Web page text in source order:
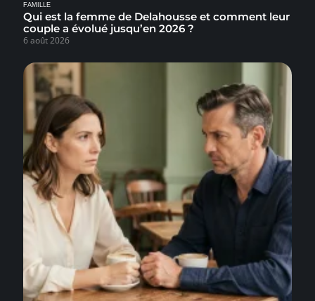
FAMILLE
Qui est la femme de Delahousse et comment leur
couple a évolué jusqu’en 2026 ?
6 août 2026